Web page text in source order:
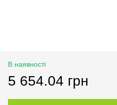
В наявності
5 654.04 грн